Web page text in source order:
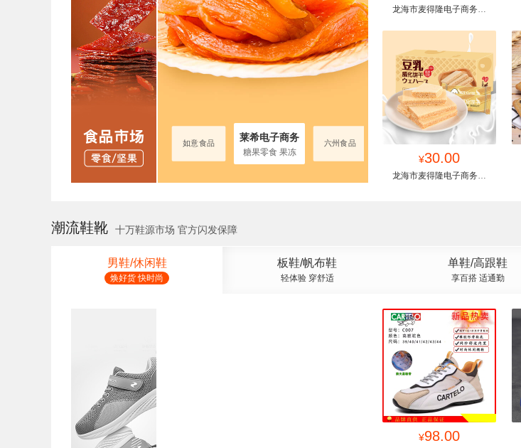
如意食品 莱希电子商务
六州食品
专注糖巧 婚礼庆典
如意食品 莱希电子商务 六州食品
龙海市麦得隆电子商务有
找同款 收藏
¥30.00
龙海市麦得隆电子商务有
潮流鞋靴 十万鞋源市场 官方闪发保障
男鞋/休闲鞋
焕好货 快时尚
板鞋/帆布鞋
轻体验 穿舒适
单鞋/高跟鞋
享百搭 适通勤
找同款 收藏
¥98.00